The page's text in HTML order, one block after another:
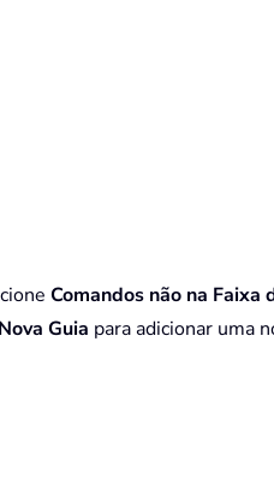
Comandos não na Faixa
Nova Guia para adicionar uma